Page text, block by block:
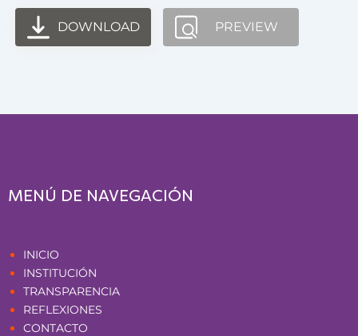
DOWNLOAD PREVIEW
MENÚ DE NAVEGACIÓN
INICIO
INSTITUCIÓN
TRANSPARENCIA
REFLEXIONES
CONTACTO